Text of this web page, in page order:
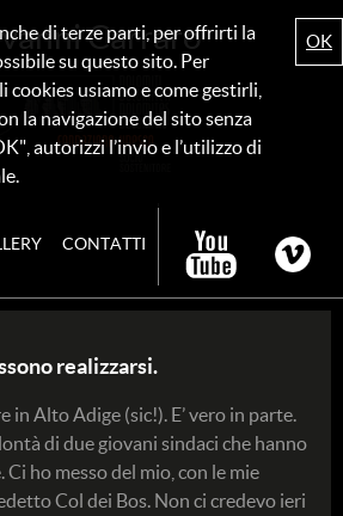
di terze parti, per offrirti la
su questo sito. Per
cookies usiamo e come gestirli,
la navigazione del sito senza
autorizzi l’invio e l’utilizzo di
OK
Carraro
CONTATTI
realizzarsi.
in Alto Adige (sic!). E’ vero in parte.
di due giovani sindaci che hanno
ho messo del mio, con le mie
Col dei Bos. Non ci credevo ieri